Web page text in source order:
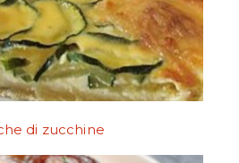
di zucchine